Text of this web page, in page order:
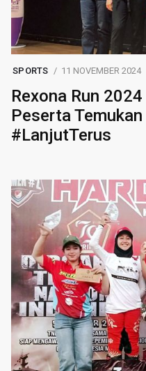
SPORTS 11 NOVEMBER 2024
Rexona Run
Peserta
#LanjutTerus